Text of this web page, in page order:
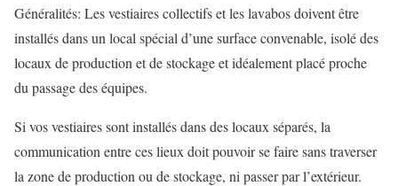
Généralités: Les vestiaires collectifs et les lavabos doivent être
installés dans un local spécial d’une surface convenable, isolé des
locaux de production et de stockage et idéalement placé proche
du passage des équipes.
Si vos vestiaires sont installés dans des locaux séparés, la
communication entre ces lieux doit pouvoir se faire sans traverser
la zone de production ou de stockage, ni passer par l’extérieur.